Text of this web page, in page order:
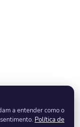
a entender como o
Política de